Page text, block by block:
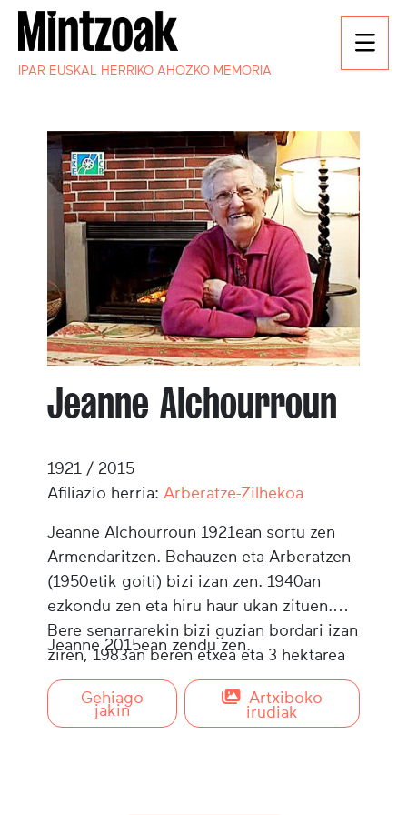
IPAR EUSKAL HERRIKO AHOZKO MEMORIA
Jeanne Alchourroun
1921 / 2015
Afiliazio herria: Arberatze-Zilhekoa
Jeanne Alchourroun 1921ean sortu zen
Armendaritzen. Behauzen eta Arberatzen
(1950etik goiti) bizi izan zen. 1940an
ezkondu zen eta hiru haur ukan zituen.
Bere senarrarekin bizi guzian bordari izan
ziren, 1983an beren etxea eta 3 hektarea
erosi zituzten arte.
Jeanne 2015ean zendu zen.
Gehiago
jakin
Artxiboko
irudiak